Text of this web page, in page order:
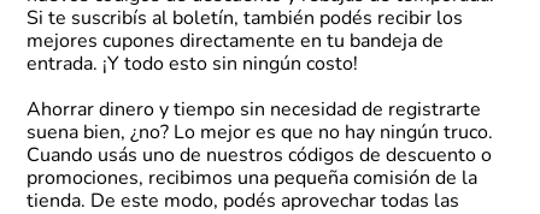
Si te suscribís al boletín, también podés recibir los
mejores cupones directamente en tu bandeja de
entrada. ¡Y todo esto sin ningún costo!
Ahorrar dinero y tiempo sin necesidad de registrarte
suena bien, ¿no? Lo mejor es que no hay ningún truco.
Cuando usás uno de nuestros códigos de descuento o
promociones, recibimos una pequeña comisión de la
tienda. De este modo, podés aprovechar todas las